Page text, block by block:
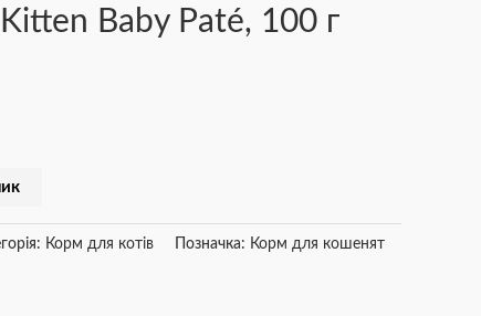
Baby Paté, 100 г
Корм для котів Позначка: Корм для кошенят